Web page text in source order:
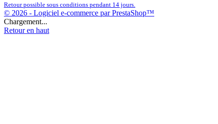
Retour possible sous conditions pendant 14 jours.
© 2026 - Logiciel e-commerce par PrestaShop™
Chargement...
Retour en haut